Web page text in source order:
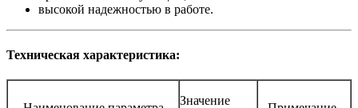
высокой надежностью в работе.
Техническая характеристика:
Значение